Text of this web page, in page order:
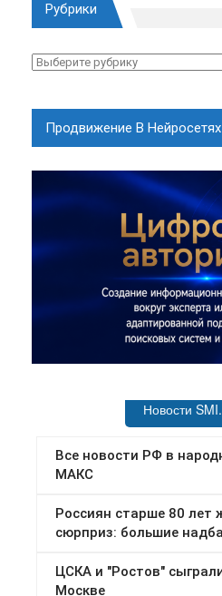
Рубрики
Рубрики
Продвижение В Нейросетях